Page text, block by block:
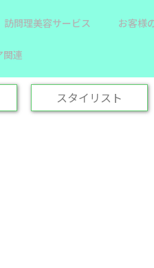
訪問理美容サービス お客様
関連
スタイリスト